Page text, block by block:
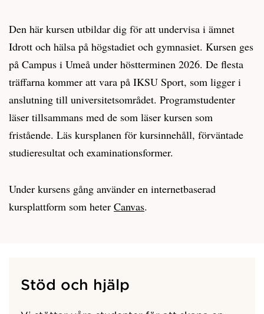
Den här kursen utbildar dig för att undervisa i ämnet
Idrott och hälsa på högstadiet och gymnasiet. Kursen ges
på Campus i Umeå under höstterminen 2026. De flesta
träffarna kommer att vara på IKSU Sport, som ligger i
anslutning till universitetsområdet. Programstudenter
läser tillsammans med de som läser kursen som
fristående. Läs kursplanen för kursinnehåll, förväntade
studieresultat och examinationsformer.
Under kursens gång använder en internetbaserad
kursplattform som heter Canvas.
Stöd och hjälp